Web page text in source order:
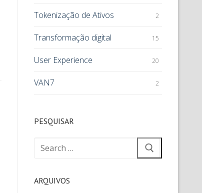
Tokenização de Ativos 2
Transformação digital 15
User Experience 20
VAN7 2
PESQUISAR
ARQUIVOS